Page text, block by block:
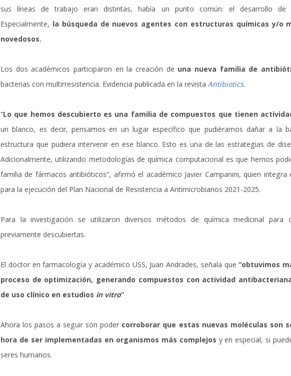
sus líneas de trabajo eran distintas, había un punto común: el desarrollo de
Especialmente, la búsqueda de nuevos agentes con estructuras químicas y/o
novedosos.
Los dos académicos participaron en la creación de una nueva familia de
bacterias con multirresistencia. Evidencia publicada en la revista Antibiotics.
“Lo que hemos descubierto es una familia de compuestos que tienen
un blanco, es decir, pensamos en un lugar específico que pudiéramos dañar a la
estructura que pudiera intervenir en ese blanco. Esto es una de las estrategias de
Adicionalmente, utilizando metodologías de química computacional es que hemos
familia de fármacos antibióticos”, afirmó el académico Javier Campanini, quien
para la ejecución del Plan Nacional de Resistencia a Antimicrobianos 2021-2025.
Para la investigación se utilizaron diversos métodos de química medicinal para
previamente descubiertas.
El doctor en farmacología y académico USS, Juan Andrades, señala que“obtuvimos
proceso de optimización, generando compuestos con actividad
de uso clínico en estudios in vitro”
Ahora los pasos a seguir son poder corroborar que estas nuevas moléculas son
hora de ser implementadas en organismos más complejos y en especial, si
seres humanos.